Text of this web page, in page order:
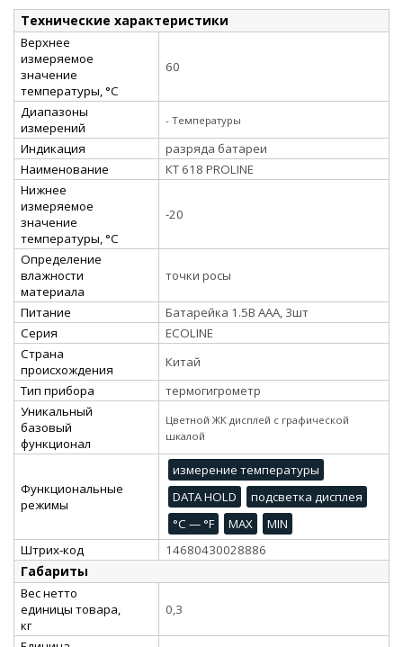
Технические характеристики
Верхнее
измеряемое
значение
температуры, °С
60
Диапазоны
измерений
- Температуры
Индикация
разряда батареи
Наименование
КТ 618 PROLINE
Нижнее
измеряемое
значение
температуры, °С
-20
Определение
влажности
материала
точки росы
Питание
Батарейка 1.5В ААА, 3шт
Серия
ECOLINE
Страна
происхождения
Китай
Тип прибора
термогигрометр
Уникальный
базовый
функционал
Цветной ЖК дисплей с графической
шкалой
Функциональные
режимы
измерение температуры
DATA HOLD
подсветка дисплея
°C — °F
MAX
MIN
Штрих-код
14680430028886
Габариты
Вес нетто
единицы товара,
кг
0,3